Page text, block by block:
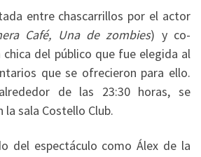
entre chascarrillos por el actor
Café, Una de zombies) y co-
del público que fue elegida al
que se ofrecieron para ello.
de las 23:30 horas, se
sala Costello Club.
del espectáculo como Álex de la